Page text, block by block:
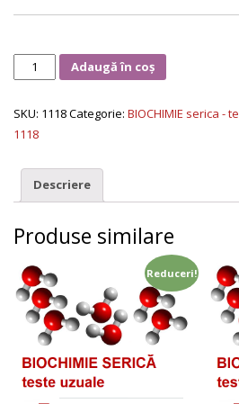
Cantitate
Creatinina
Adaugă în coș
SKU: 1118Categorie: BIOCHIMIE serica -
1118
Descriere
Produse similare
Reduceri!